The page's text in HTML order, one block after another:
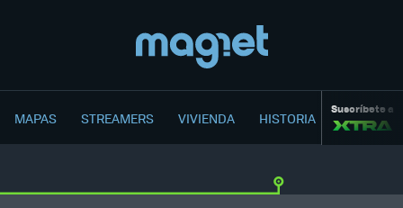
MAPAS STREAMERS VIVIENDA HISTORIA Suscríbete a